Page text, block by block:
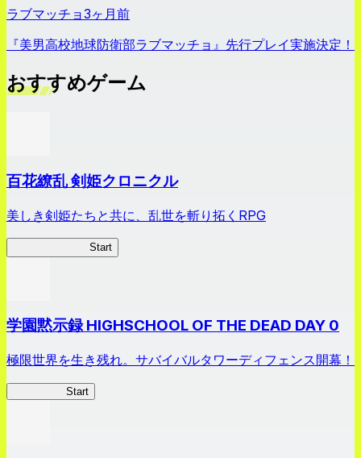
ラブマッチョ3ヶ月前
『美男高校地球防衛部ラブマッチョ』先行プレイ実施決定！
おすすめゲーム
百花繚乱 剣姫クロニクル
美しき剣姫たちと共に、乱世を斬り拓くRPG
Start
学園黙示録 HIGHSCHOOL OF THE DEAD DAY 0
極限世界を生き残れ。サバイバルタワーディフェンス開幕！
Start